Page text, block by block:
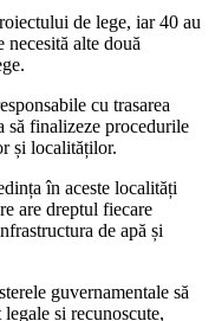
de lege, iar 40 au
alte două
cu trasarea
să finalizeze procedurile
și localităților.
în aceste localități
are dreptul fiecare
de apă și
guvernamentale să
și recunoscute,